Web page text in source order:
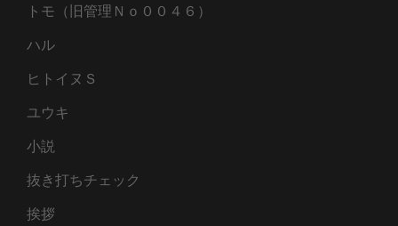
トモ（旧管理Ｎｏ００４６）
ハル
ヒトイヌＳ
ユウキ
小説
抜き打ちチェック
挨拶